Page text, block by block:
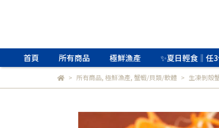
首頁 所有商品 極鮮漁產 ✨夏日輕食‖任
所有商品, 極鮮漁產, 蟹蝦/貝類/軟體 生凍剝殼